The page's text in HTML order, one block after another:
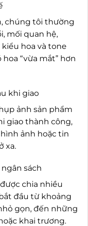
chúng tôi thường
mối quan hệ,
hoa và tone
“vừa mắt” hơn
khi giao
ảnh sản phẩm
giao thành công,
ảnh hoặc tin
xa.
sách
chia nhiều
đầu từ khoảng
gọn, đến những
khai trương.